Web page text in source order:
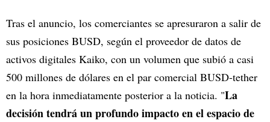
Tras el anuncio, los comerciantes se apresuraron a salir de
sus posiciones BUSD, según el proveedor de datos de
activos digitales Kaiko, con un volumen que subió a casi
500 millones de dólares en el par comercial BUSD-tether
en la hora inmediatamente posterior a la noticia. "La
decisión tendrá un profundo impacto en el espacio de